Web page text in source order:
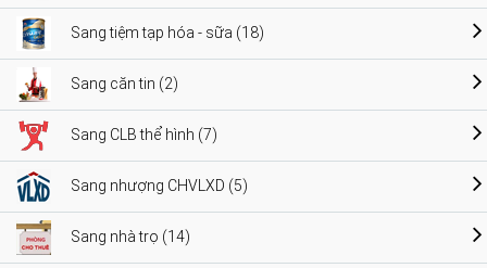
Sang tiệm tạp hóa - sữa (18)
Sang căn tin (2)
Sang CLB thể hình (7)
Sang nhượng CHVLXD (5)
Sang nhà trọ (14)